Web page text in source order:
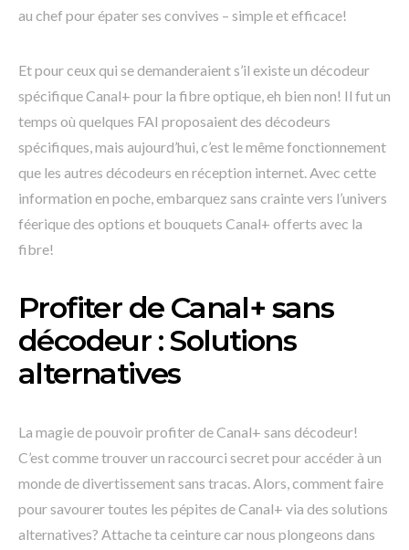
au chef pour épater ses convives – simple et efficace!
Et pour ceux qui se demanderaient s’il existe un décodeur
spécifique Canal+ pour la fibre optique, eh bien non! Il fut un
temps où quelques FAI proposaient des décodeurs
spécifiques, mais aujourd’hui, c’est le même fonctionnement
que les autres décodeurs en réception internet. Avec cette
information en poche, embarquez sans crainte vers l’univers
féerique des options et bouquets Canal+ offerts avec la
fibre!
Profiter de Canal+ sans
décodeur : Solutions
alternatives
La magie de pouvoir profiter de Canal+ sans décodeur!
C’est comme trouver un raccourci secret pour accéder à un
monde de divertissement sans tracas. Alors, comment faire
pour savourer toutes les pépites de Canal+ via des solutions
alternatives? Attache ta ceinture car nous plongeons dans